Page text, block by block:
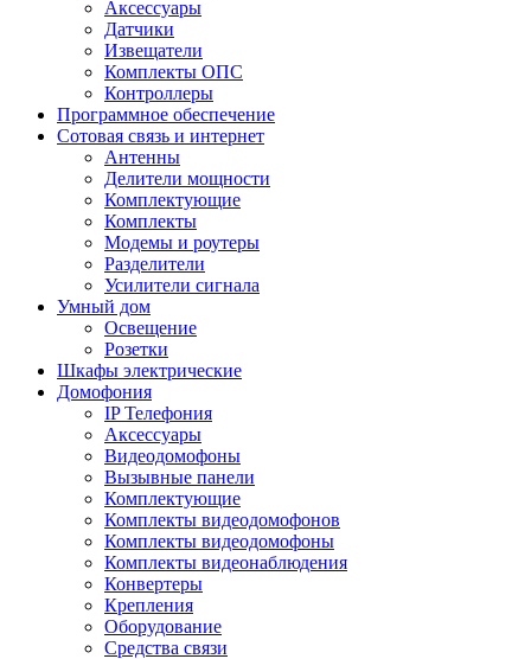
Аксессуары
Датчики
Извещатели
Комплекты ОПС
Контроллеры
Программное обеспечение
Сотовая связь и интернет
Антенны
Делители мощности
Комплектующие
Комплекты
Модемы и роутеры
Разделители
Усилители сигнала
Умный дом
Освещение
Розетки
Шкафы электрические
Домофония
IP Телефония
Аксессуары
Видеодомофоны
Вызывные панели
Комплектующие
Комплекты видеодомофонов
Комплекты видеодомофоны
Комплекты видеонаблюдения
Конвертеры
Крепления
Оборудование
Средства связи